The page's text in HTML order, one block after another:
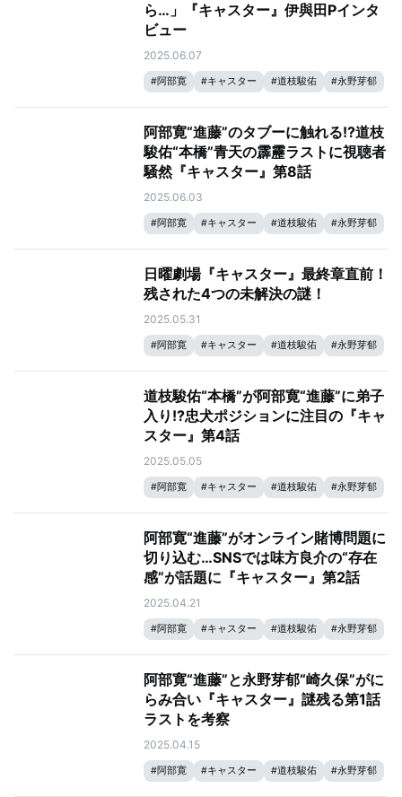
ら…」『キャスター』伊與田Pインタ
ビュー
2025.06.07
#阿部寛 #キャスター #道枝駿佑 #永野芽郁
阿部寛“進藤”のタブーに触れる!?道枝
駿佑“本橋”青天の霹靂ラストに視聴者
騒然『キャスター』第8話
2025.06.03
#阿部寛 #キャスター #道枝駿佑 #永野芽郁
日曜劇場『キャスター』最終章直前！
残された4つの未解決の謎！
2025.05.31
#阿部寛 #キャスター #道枝駿佑 #永野芽郁
道枝駿佑“本橋”が阿部寛“進藤”に弟子
入り!?忠犬ポジションに注目の『キャ
スター』第4話
2025.05.05
#阿部寛 #キャスター #道枝駿佑 #永野芽郁
阿部寛“進藤”がオンライン賭博問題に
切り込む…SNSでは味方良介の“存在
感”が話題に『キャスター』第2話
2025.04.21
#阿部寛 #キャスター #道枝駿佑 #永野芽郁
阿部寛“進藤”と永野芽郁“崎久保”がに
らみ合い『キャスター』謎残る第1話
ラストを考察
2025.04.15
#阿部寛 #キャスター #道枝駿佑 #永野芽郁